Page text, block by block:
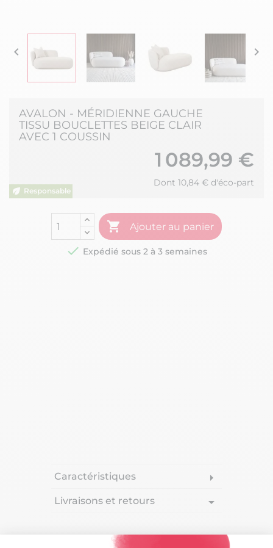
 
AVALON - MÉRIDIENNE GAUCHE
TISSU BOUCLETTES BEIGE CLAIR
AVEC 1 COUSSIN
1 089,99 €
Dont 10,84 € d'éco-part
 Ajouter au panier
 Expédié sous 2 à 3 semaines
Caractéristiques arrow_right
Livraisons et retours arrow_drop_down